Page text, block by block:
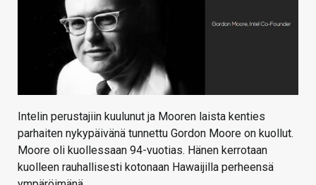
VAIHDA TEEMA
Intelin perustajiin kuulunut ja Mooren laista kenties
parhaiten nykypäivänä tunnettu Gordon Moore on kuollut.
Moore oli kuollessaan 94-vuotias. Hänen kerrotaan
kuolleen rauhallisesti kotonaan Hawaijilla perheensä